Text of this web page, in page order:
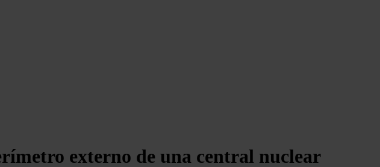
externo de una central nuclear